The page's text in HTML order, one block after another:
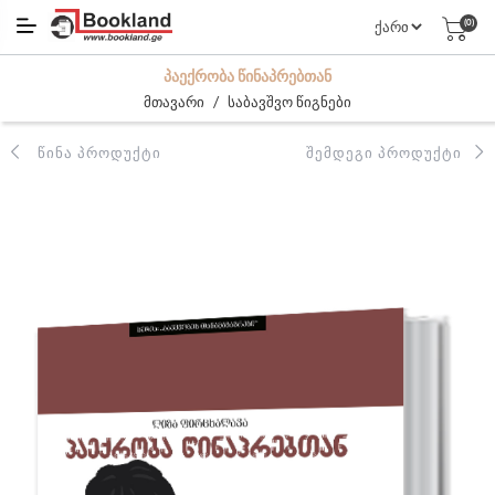
(0)
ᲞᲐᲔᲥᲠᲝᲑᲐ ᲬᲘᲜᲐᲞᲠᲔᲑᲗᲐᲜ
მთავარი / საბავშვო წიგნები
ᲬᲘᲜᲐ ᲞᲠᲝᲓᲣᲥᲢᲘ ᲨᲔᲛᲓᲔᲒᲘ ᲞᲠᲝᲓᲣᲥᲢᲘ